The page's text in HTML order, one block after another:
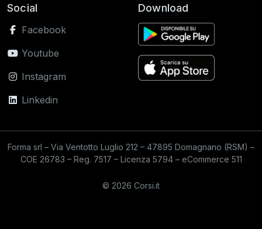
Social
Facebook
Youtube
Instagram
Linkedin
Download
Forma srl – Via Ventotto Luglio 212 – 47895 Domagnano (RSM) –
COE 26783 – Reg. 7517 – Licenza 5794 – eCommerce 511
© 2026 Corsi.it